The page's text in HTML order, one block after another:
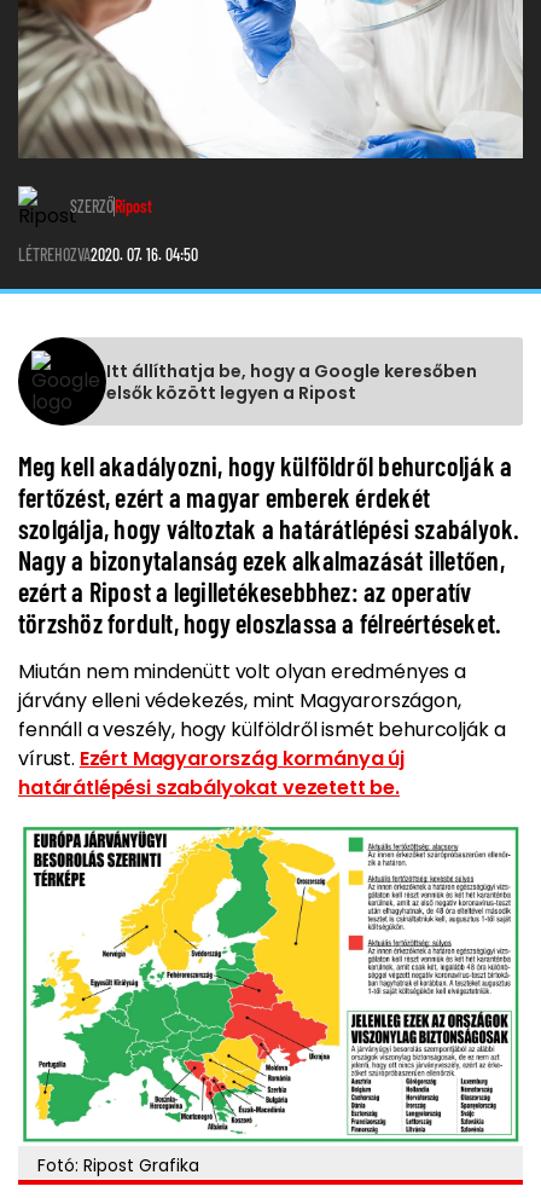
SZERZŐRipost
LÉTREHOZVA2020. 07. 16. 04:50
Itt állíthatja be, hogy a Google keresőben
elsők között legyen a Ripost
Meg kell akadályozni, hogy külföldről behurcolják a
fertőzést, ezért a magyar emberek érdekét
szolgálja, hogy változtak a határátlépési szabályok.
Nagy a bizonytalanság ezek alkalmazását illetően,
ezért a Ripost a legilletékesebbhez: az operatív
törzshöz fordult, hogy eloszlassa a félreértéseket.
Miután nem mindenütt volt olyan eredményes a
járvány elleni védekezés, mint Magyarországon,
fennáll a veszély, hogy külföldről ismét behurcolják a
vírust. Ezért Magyarország kormánya új
határátlépési szabályokat vezetett be.
Fotó: Ripost Grafika